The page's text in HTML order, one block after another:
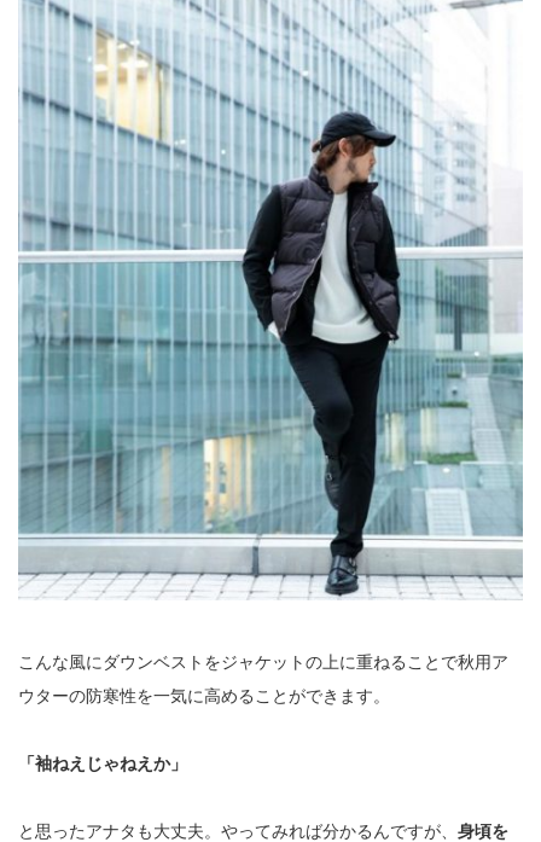
こんな風にダウンベストをジャケットの上に重ねることで秋用ア
ウターの防寒性を一気に高めることができます。
「袖ねえじゃねえか」
と思ったアナタも大丈夫。やってみれば分かるんですが、 身頃を